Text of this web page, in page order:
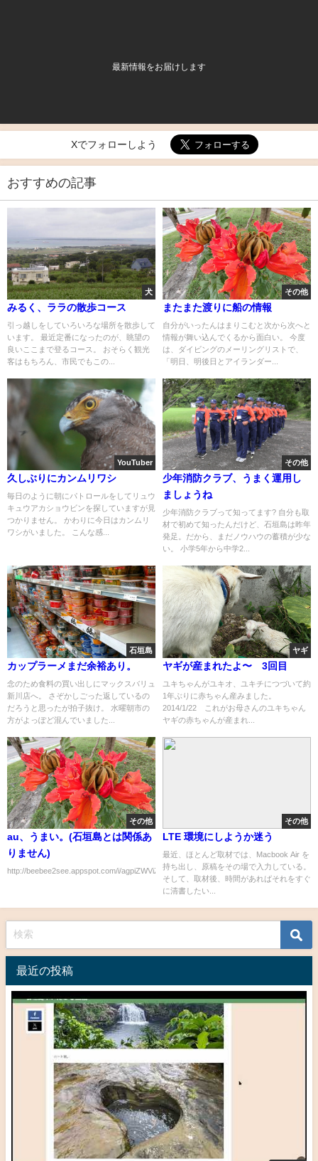
最新情報をお届けします
Xでフォローしよう
おすすめの記事
犬
みるく、ララの散歩コース
引っ越しをしていろいろな場所を散歩して
います。 最近定番になったのが、眺望の
良いここまで登るコース。 おそらく観光
客はもちろん、市民でもこの...
その他
またまた渡りに船の情報
自分がいったんはまりこむと次から次へと
情報が舞い込んでくるから面白い。 今度
は、ダイビングのメーリングリストで、
「明日、明後日とアイランダー...
YouTuber
久しぶりにカンムリワシ
毎日のように朝にパトロールをしてリュウ
キュウアカショウビンを探していますが見
つかりません。 かわりに今日はカンムリ
ワシがいました。 こんな感...
その他
少年消防クラブ、うまく運用し
ましょうね
少年消防クラブって知ってます? 自分も取
材で初めて知ったんだけど、石垣島は昨年
発足。だから、まだノウハウの蓄積が少な
い。 小学5年から中学2...
石垣島
カップラーメまだ余裕あり。
念のため食料の買い出しにマックスバリュ
新川店へ。 さぞかしごった返しているの
だろうと思ったが拍子抜け。 水曜朝市の
方がよっぽど混んでいました...
ヤギ
ヤギが産まれたよ〜 3回目
ユキちゃんがユキオ、ユキチにつづいて約
1年ぶりに赤ちゃん産みました。
2014/1/22 これがお母さんのユキちゃん
ヤギの赤ちゃんが産まれ...
その他
au、うまい。(石垣島とは関係あ
りません)
http://beebee2see.appspot.com/i/agpiZWViZWUyc2VlchQLEgxJbWFnZUFuZFRleH...
その他
LTE 環境にしようか迷う
最近、ほとんど取材では、Macbook Air を
持ち出し、原稿をその場で入力している。
そして、取材後、時間があればそれをすぐ
に清書したい...
最近の投稿